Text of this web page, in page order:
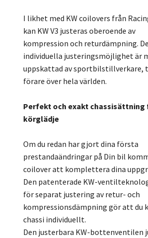
I likhet med KW coilovers från
kan KW V3 justeras oberoende av
kompression och returdämpning.
individuella justeringsmöjlighet är
uppskattad av sportbilstillverkare,
förare över hela världen.
Perfekt och exakt chassisättning
körglädje
Om du redan har gjort dina första
prestandaändringar på Din bil
coilover att komplettera dina
Den patenterade KW-
för separat justering av retur- och
kompressionsdämpning gör att du
chassi individuellt.
Den justerbara KW-bottenventilen